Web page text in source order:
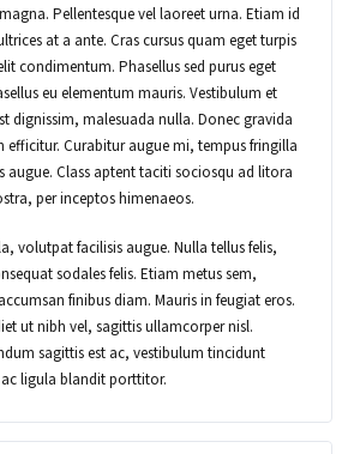
Pellentesque vel laoreet urna. Etiam id
at a ante. Cras cursus quam eget turpis
condimentum. Phasellus sed purus eget
eu elementum mauris. Vestibulum et
dignissim, malesuada nulla. Donec gravida
efficitur. Curabitur augue mi, tempus fringilla
augue. Class aptent taciti sociosqu ad litora
per inceptos himenaeos.
volutpat facilisis augue. Nulla tellus felis,
sodales felis. Etiam metus sem,
finibus diam. Mauris in feugiat eros.
ut nibh vel, sagittis ullamcorper nisl.
sagittis est ac, vestibulum tincidunt
ligula blandit porttitor.